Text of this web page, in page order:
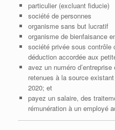
particulier (excluant fiducie)
société de personnes
organisme sans but lucratif
organisme de bienfaisance
société privée sous contrôle
déduction accordée aux
avez un numéro
retenues à la source
2020; et
payez un salaire, des
rémunération à un employé